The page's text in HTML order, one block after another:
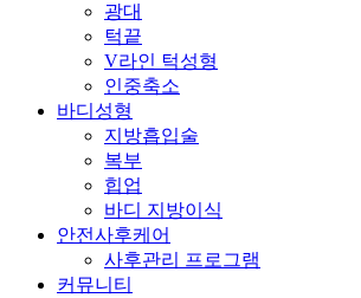
광대
턱끝
V라인 턱성형
인중축소
바디성형
지방흡입술
복부
힙업
바디 지방이식
안전사후케어
사후관리 프로그램
커뮤니티